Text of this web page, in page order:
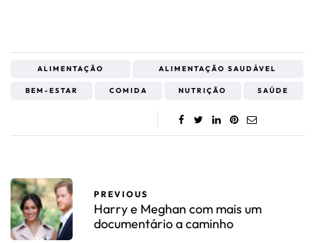
ALIMENTAÇÃO ALIMENTAÇÃO SAUDÁVEL
BEM-ESTAR COMIDA NUTRIÇÃO SAÚDE
PREVIOUS
Harry e Meghan com mais um
documentário a caminho